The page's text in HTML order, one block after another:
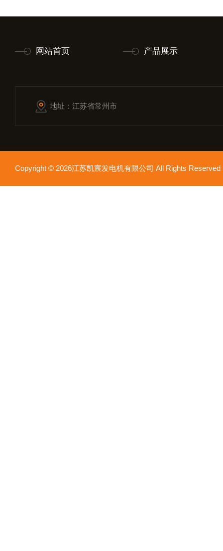
网站首页 产品展示
地址：江苏省常州市
Copyright © 2026江苏凯宸发电机有限公司 All Rights